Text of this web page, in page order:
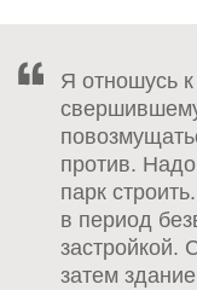
Я отношусь
против.
парк
в период
застройкой.
затем